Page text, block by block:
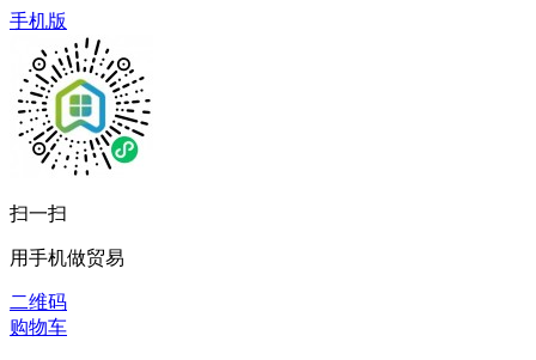
手机版
扫一扫
用手机做贸易
二维码
购物车